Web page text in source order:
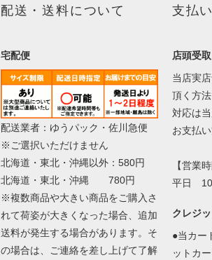
配送・送料について
宅配便
配送業者：ゆうパック・佐川急便
※ご選択いただけません
北海道・東北・沖縄以外：580円
北海道・東北・沖縄 780円
※複数商品や大きい商品をご購入さ
れて荷姿が大きくなった場合、追加
送料が発生する場合があります。そ
の場合は、ご連絡を差し上げて了解
支払
店頭受取
当店実
頂く方法
対応は
お支払
【営業時
平日
クレジ
●当カー
ットカ